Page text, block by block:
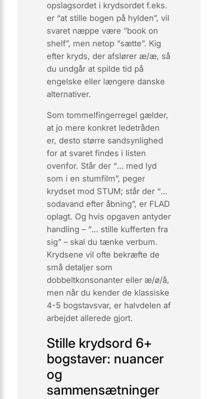
opslagsordet i krydsordet f.eks.
er “at stille bogen på hylden”, vil
svaret næppe være “book on
shelf”, men netop “sætte”. Kig
efter kryds, der afslører æ/æ, så
du undgår at spilde tid på
engelske eller længere danske
alternativer.
Som tommelfingerregel gælder,
at jo mere konkret ledetråden
er, desto større sandsynlighed
for at svaret findes i listen
ovenfor. Står der “… med lyd
som i en stumfilm”, peger
krydset mod STUM; står der “…
sodavand efter åbning”, er FLAD
oplagt. Og hvis opgaven antyder
handling – “… stille kufferten fra
sig” – skal du tænke verbum.
Krydsene vil ofte bekræfte de
små detaljer som
dobbeltkonsonanter eller æ/ø/å,
men når du kender de klassiske
4-5 bogstavsvar, er halvdelen af
arbejdet allerede gjort.
Stille krydsord 6+
bogstaver: nuancer
og
sammensætninger